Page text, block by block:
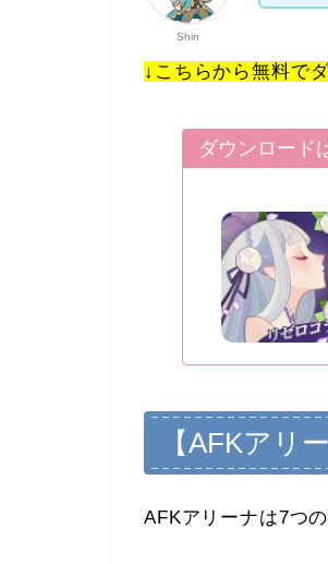
Shin
↓こちらから無料で
ダウンロード
【AFKアリ
AFKアリーナは7つ